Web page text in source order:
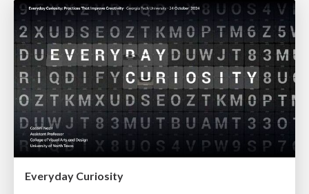
Everyday Curiosity